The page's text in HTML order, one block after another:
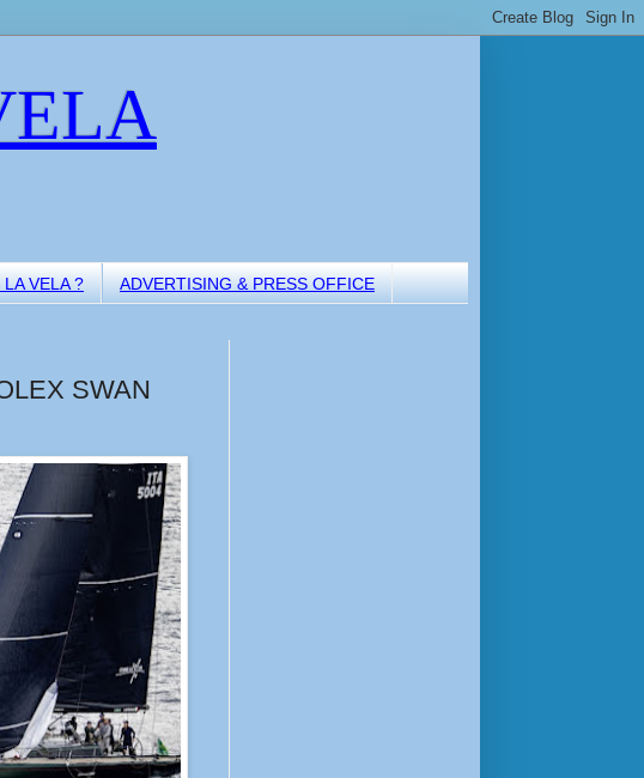
VELA ? ADVERTISING & PRESS OFFICE
SWAN